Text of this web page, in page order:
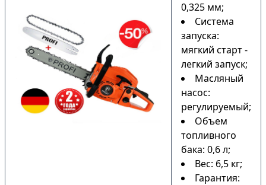
0,325 мм;
Система
запуска:
мягкий старт -
легкий запуск;
Масляный
насос:
регулируемый;
Объем
топливного
бака: 0,6 л;
Вес: 6,5 кг;
Гарантия: